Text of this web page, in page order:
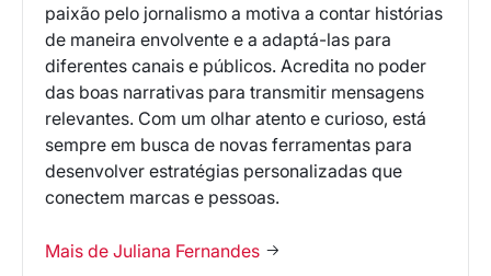
paixão pelo jornalismo a motiva a contar histórias
de maneira envolvente e a adaptá-las para
diferentes canais e públicos. Acredita no poder
das boas narrativas para transmitir mensagens
relevantes. Com um olhar atento e curioso, está
sempre em busca de novas ferramentas para
desenvolver estratégias personalizadas que
conectem marcas e pessoas.
Mais de Juliana Fernandes